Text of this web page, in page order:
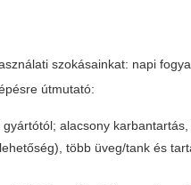
szokásainkat: napi
útmutató:
alacsony
több üveg/tank és